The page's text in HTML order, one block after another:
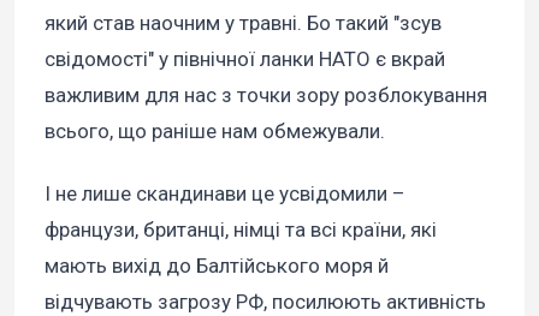
який став наочним у травні. Бо такий "зсув
свідомості" у північної ланки НАТО є вкрай
важливим для нас з точки зору розблокування
всього, що раніше нам обмежували.
І не лише скандинави це усвідомили –
французи, британці, німці та всі країни, які
мають вихід до Балтійського моря й
відчувають загрозу РФ, посилюють активність